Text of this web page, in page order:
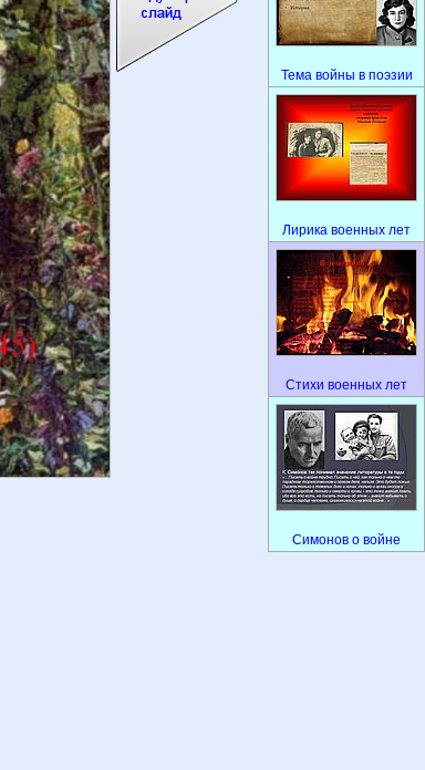
Тема войны в поэзии
Лирика военных лет
Стихи военных лет
Симонов о войне